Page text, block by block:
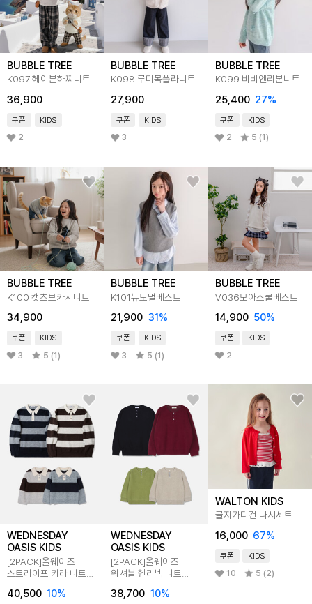
BUBBLE TREE
K097 헤이븐하찌니트
36,900
쿠폰 KIDS
2
BUBBLE TREE
K098 루미목폴라니트
27,900
쿠폰 KIDS
3
BUBBLE TREE
K099 비비엔리본니트
25,400 27%
쿠폰 KIDS
2 5 (1)
BUBBLE TREE
K100 캣츠보카시니트
34,900
쿠폰 KIDS
3 5 (1)
BUBBLE TREE
K101뉴노멀베스트
21,900 31%
쿠폰 KIDS
3 5 (1)
BUBBLE TREE
V036모아스쿨베스트
14,900 50%
쿠폰 KIDS
2
WEDNESDAY
OASIS KIDS
[2PACK]올웨이즈
스트라이프 카라 니트
40,500 10%
WEDNESDAY
OASIS KIDS
[2PACK]올웨이즈
워셔블 헨리넥 니트
38,700 10%
WALTON KIDS
골지가디건 나시세트
16,000 67%
쿠폰 KIDS
10 5 (2)